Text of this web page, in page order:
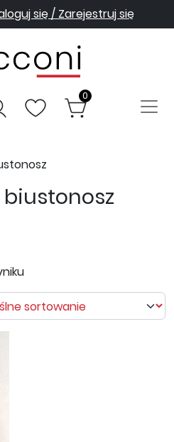
się / Zarejestruj się
0